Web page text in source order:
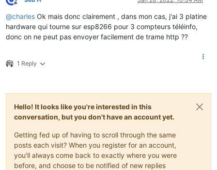
Offline
@charles Ok mais donc clairement , dans mon cas, j'ai 3 platine
hardware qui tourne sur esp8266 pour 3 compteurs téléinfo,
donc on ne peut pas envoyer facilement de trame http ??
1 Reply
Hello! It looks like you're interested in this
conversation, but you don't have an account yet.
Getting fed up of having to scroll through the same
posts each visit? When you register for an account,
you'll always come back to exactly where you were
before, and choose to be notified of new replies